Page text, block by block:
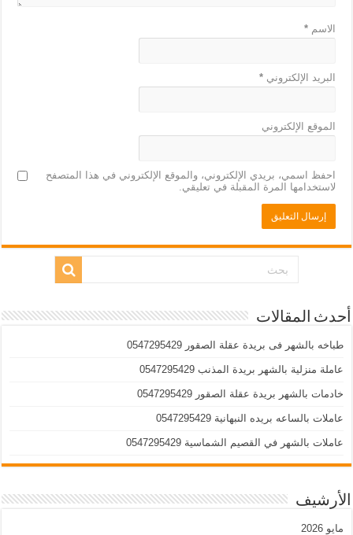
الاسم*
البريد الإلكتروني*
الموقع الإلكتروني
احفظ اسمي، بريدي الإلكتروني، والموقع الإلكتروني في هذا المتصفح
لاستخدامها المرة المقبلة في تعليقي.
أحدث المقالات
طباخه بالشهر فى بريدة عقلة الصقور 0547295429
عاملة منزلية بالشهر بريدة المذنب 0547295429
خادمات بالشهر بريدة عقلة الصقور 0547295429
عاملات بالساعه بريده النبهانية 0547295429
عاملات بالشهر في القصيم الشماسية 0547295429
الأرشيف
مايو 2026